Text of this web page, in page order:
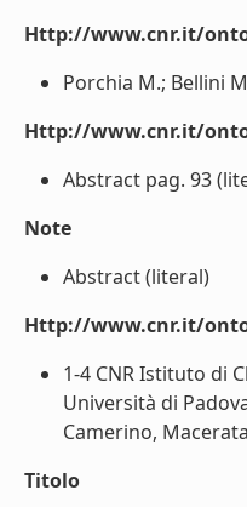
Http://www.cnr.it/
Porchia M.; Bellini
Http://www.cnr.it/
Abstract pag. 93
Note
Abstract (literal)
Http://www.cnr.it/
1-4 CNR Istituto di
Università di
Camerino,
Titolo